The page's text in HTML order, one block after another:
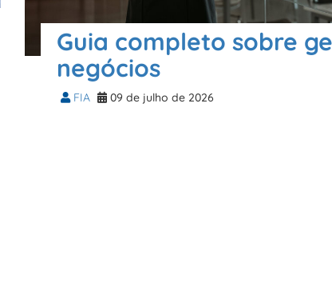
Guia completo sobre
negócios
FIA 09 de julho de 2026